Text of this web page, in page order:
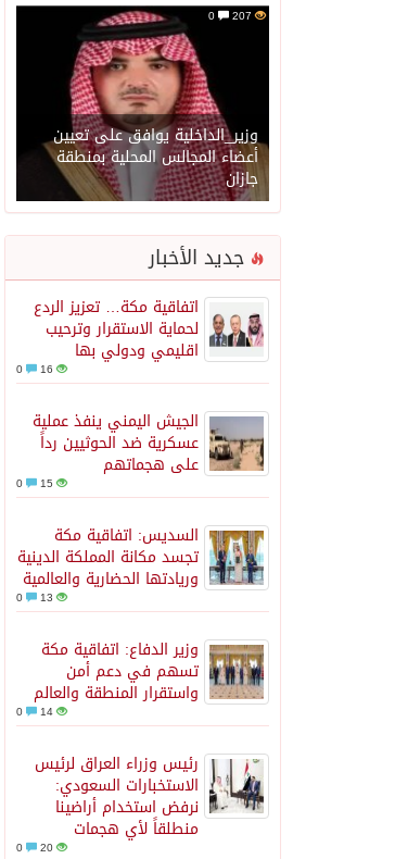
207
وزير_الداخلية يوافق على تعيين
أعضاء المجالس المحلية بمنطقة
جازان
جديد الأخبار
اتفاقية مكة… تعزيز الردع
لحماية الاستقرار وترحيب
اقليمي ودولي بها
16
الجيش اليمني ينفذ عملية
عسكرية ضد الحوثيين رداً
على هجماتهم
15
السديس: اتفاقية مكة
تجسد مكانة المملكة الدينية
وريادتها الحضارية والعالمية
13
وزير الدفاع: اتفاقية مكة
تسهم في دعم أمن
واستقرار المنطقة والعالم
14
رئيس وزراء العراق لرئيس
الاستخبارات السعودي:
نرفض استخدام أراضينا
منطلقاً لأي هجمات
20